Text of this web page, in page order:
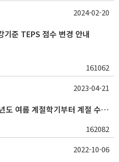
준 TEPS 점수 변경 안내
161062
2024-02-20
☆ 자유전공학부는 2023학년도 여름 계절학기부터 계절 수업을 개설하지 않습니다 ☆
162082
2023-04-21
2022-10-06